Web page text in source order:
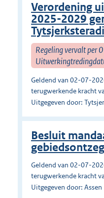
Verordening
2025-2029
Regeling vervalt
Geldend van 02-07-
terugwerkende kracht
Uitgegeven door:
Besluit
Geldend van 02-07-
terugwerkende kracht
Uitgegeven door: Assen